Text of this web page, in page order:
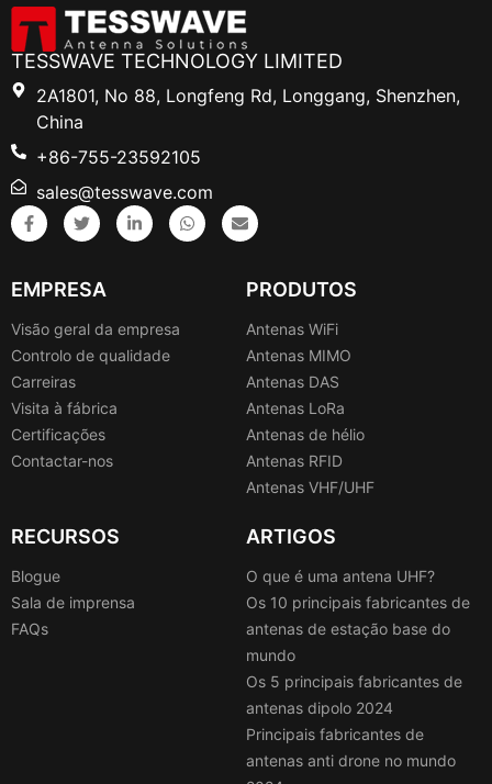
TESSWAVE TECHNOLOGY LIMITED
2A1801, No 88, Longfeng Rd, Longgang, Shenzhen,
China
+86-755-23592105
sales@tesswave.com
EMPRESA
Visão geral da empresa
Controlo de qualidade
Carreiras
Visita à fábrica
Certificações
Contactar-nos
PRODUTOS
Antenas WiFi
Antenas MIMO
Antenas DAS
Antenas LoRa
Antenas de hélio
Antenas RFID
Antenas VHF/UHF
RECURSOS
Blogue
Sala de imprensa
FAQs
ARTIGOS
O que é uma antena UHF?
Os 10 principais fabricantes de
antenas de estação base do
mundo
Os 5 principais fabricantes de
antenas dipolo 2024
Principais fabricantes de
antenas anti drone no mundo